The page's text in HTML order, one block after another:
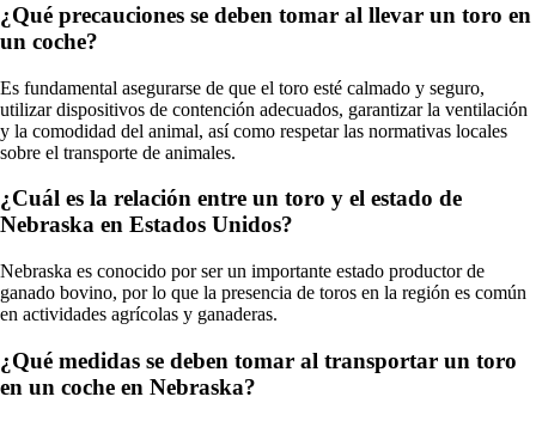
¿Qué precauciones se deben tomar al llevar un toro en
un coche?
Es fundamental asegurarse de que el toro esté calmado y seguro,
utilizar dispositivos de contención adecuados, garantizar la ventilación
y la comodidad del animal, así como respetar las normativas locales
sobre el transporte de animales.
¿Cuál es la relación entre un toro y el estado de
Nebraska en Estados Unidos?
Nebraska es conocido por ser un importante estado productor de
ganado bovino, por lo que la presencia de toros en la región es común
en actividades agrícolas y ganaderas.
¿Qué medidas se deben tomar al transportar un toro
en un coche en Nebraska?